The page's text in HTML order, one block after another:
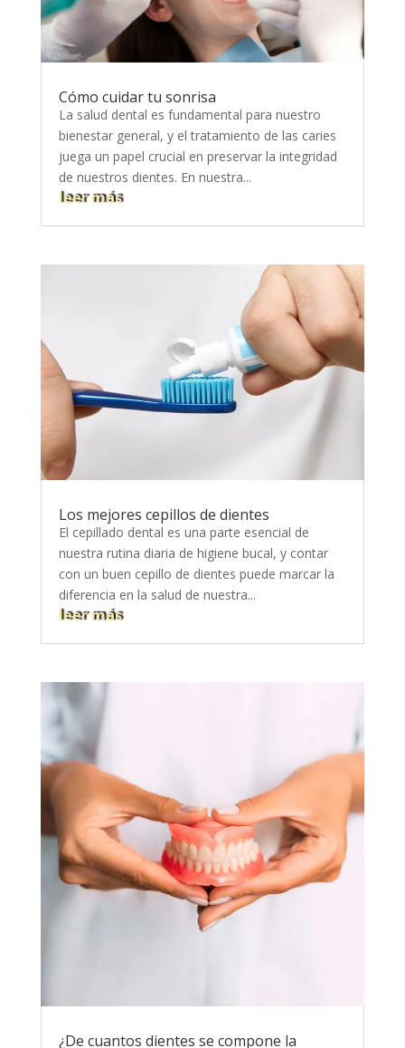
Cómo cuidar tu sonrisa
La salud dental es fundamental para nuestro
bienestar general, y el tratamiento de las caries
juega un papel crucial en preservar la integridad
de nuestros dientes. En nuestra...
leer más
Los mejores cepillos de dientes
El cepillado dental es una parte esencial de
nuestra rutina diaria de higiene bucal, y contar
con un buen cepillo de dientes puede marcar la
diferencia en la salud de nuestra...
leer más
¿De cuantos dientes se compone la